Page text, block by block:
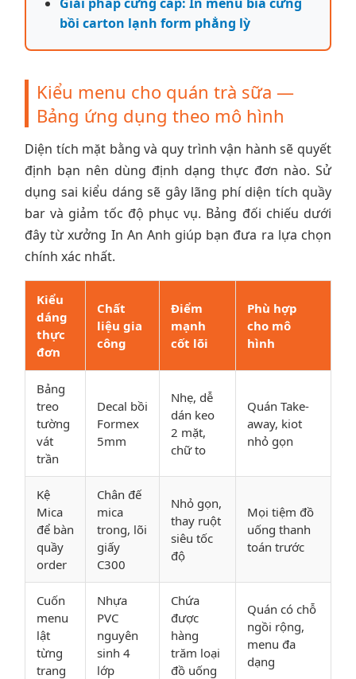
bồi carton lạnh form phẳng lỳ
Kiểu menu cho quán trà sữa —
Bảng ứng dụng theo mô hình
Diện tích mặt bằng và quy trình vận hành sẽ quyết
định bạn nên dùng định dạng thực đơn nào. Sử
dụng sai kiểu dáng sẽ gây lãng phí diện tích quầy
bar và giảm tốc độ phục vụ. Bảng đối chiếu dưới
đây từ xưởng In An Anh giúp bạn đưa ra lựa chọn
chính xác nhất.
Kiểu
dáng
thực
đơn
Chất
liệu gia
công
Điểm
mạnh
cốt lõi
Phù hợp
cho mô
hình
Bảng
treo
tường
vát
trần
Decal bồi
Formex
5mm
Nhẹ, dễ
dán keo
2 mặt,
chữ to
Quán Take-
away, kiot
nhỏ gọn
Kệ
Mica
để bàn
quầy
order
Chân đế
mica
trong, lõi
giấy
C300
Nhỏ gọn,
thay ruột
siêu tốc
độ
Mọi tiệm đồ
uống thanh
toán trước
Cuốn
menu
lật
từng
trang
Nhựa
PVC
nguyên
sinh 4
lớp
Chứa
được
hàng
trăm loại
đồ uống
Quán có chỗ
ngồi rộng,
menu đa
dạng